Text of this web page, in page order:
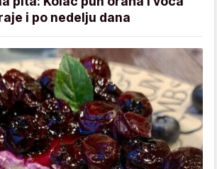
i po nedelju dana